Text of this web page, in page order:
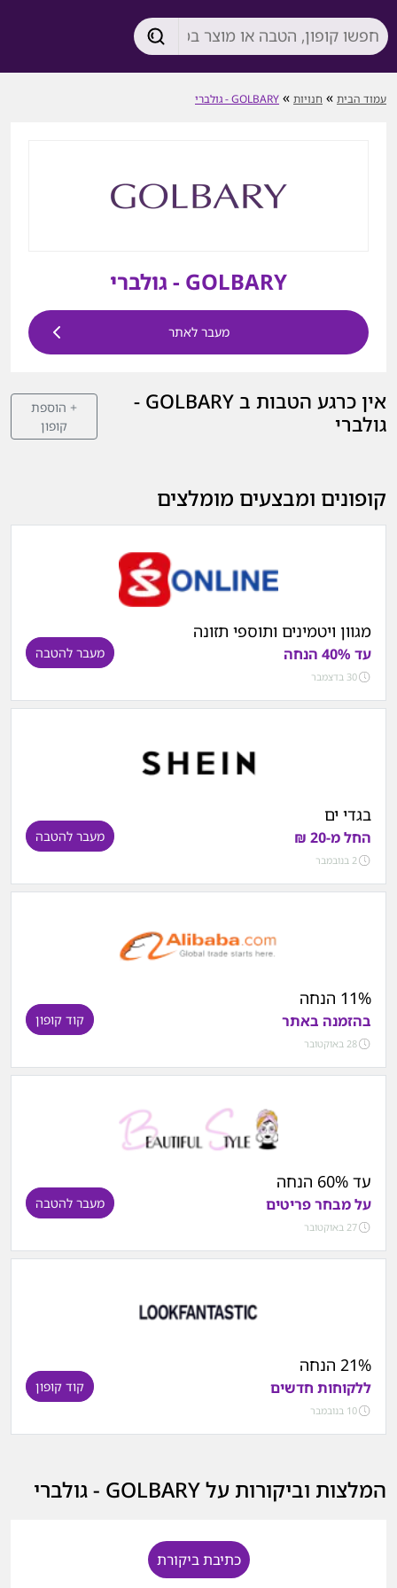
עמוד הבית » חנויות » GOLBARY - גולברי
GOLBARY - גולברי
מעבר לאתר
אין כרגע הטבות ב GOLBARY -
גולברי
+ הוספת
קופון
קופונים ומבצעים מומלצים
מגוון ויטמינים ותוספי תזונה
עד 40% הנחה
30 בדצמבר
מעבר להטבה
בגדי ים
החל מ-20 ₪
2 בנובמבר
מעבר להטבה
11% הנחה
בהזמנה באתר
28 באוקטובר
קוד קופון
עד 60% הנחה
על מבחר פריטים
27 באוקטובר
מעבר להטבה
21% הנחה
ללקוחות חדשים
10 בנובמבר
קוד קופון
המלצות וביקורות על GOLBARY - גולברי
כתיבת ביקורת